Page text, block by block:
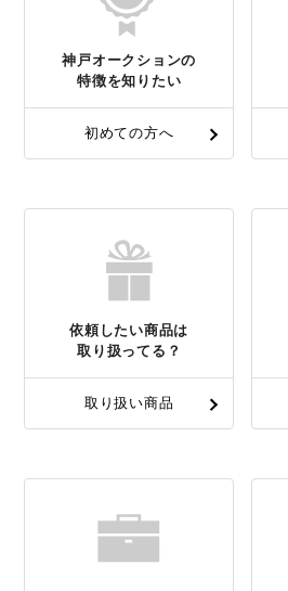
神戸オークションの
特徴を知りたい
初めての方へ
依頼したい商品は
取り扱ってる？
取り扱い商品